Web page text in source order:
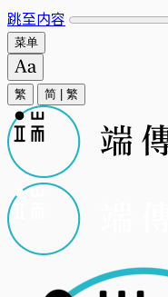
跳至内容
菜单
繁 简 繁